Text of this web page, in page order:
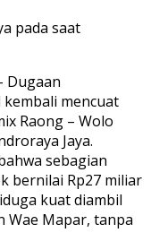
pada saat
Dugaan
mencuat
Raong – Wolo
Jaya.
sebagian
bernilai Rp27 miliar
kuat diambil
Wae Mapar, tanpa